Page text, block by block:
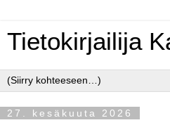
Tietokirjailija
27. kesäkuuta 2026